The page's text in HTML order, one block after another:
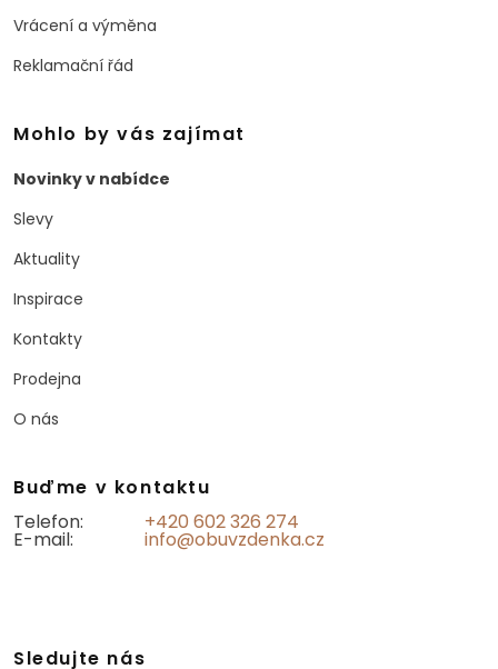
Vrácení a výměna
Reklamační řád
Mohlo by vás zajímat
Novinky v nabídce
Slevy
Aktuality
Inspirace
Kontakty
Prodejna
O nás
Buďme v kontaktu
Telefon:
+420 602 326 274
E-mail: info@obuvzdenka.cz
Sledujte nás